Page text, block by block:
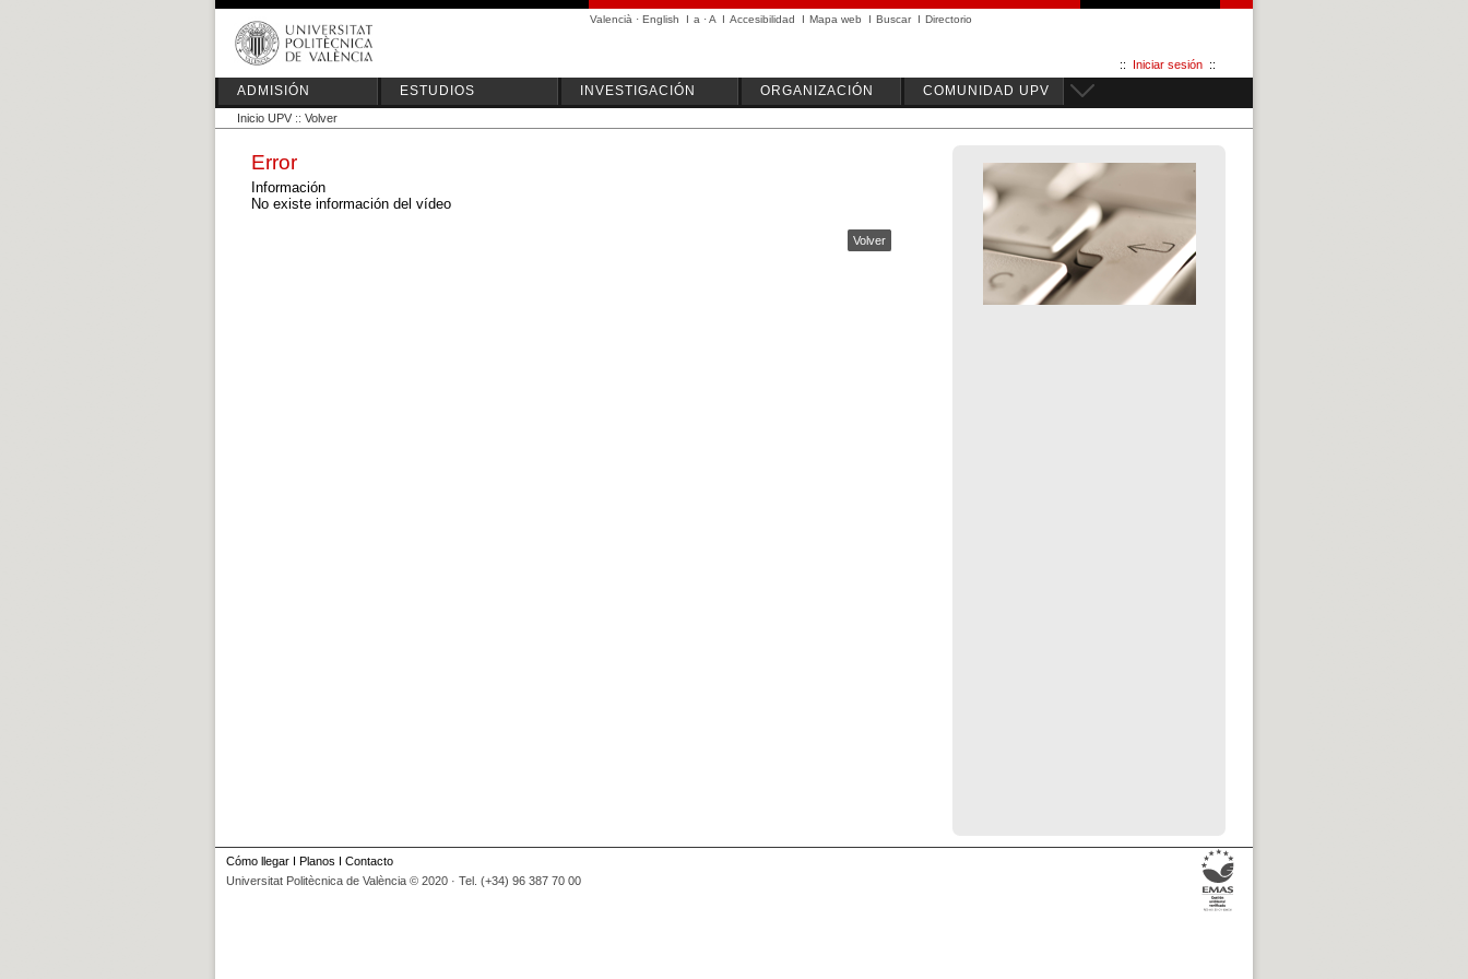
Valencià · English I a ·A I Accesibilidad I Mapa web I Buscar I Directorio
:: Iniciar sesión ::
ADMISIÓN ESTUDIOS INVESTIGACIÓN ORGANIZACIÓN COMUNIDAD UPV
Inicio UPV :: Volver
Error
Información
No existe información del vídeo
Volver
Cómo llegar I Planos I Contacto
Universitat Politècnica de València © 2020 · Tel. (+34) 96 387 70 00